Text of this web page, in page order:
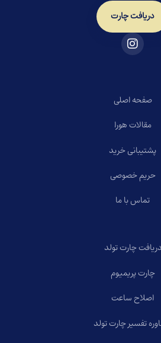
دریافت چارت
صفحه اصلی
مقالات هورا
پشتیبانی خرید
حریم خصوصی
تماس با ما
دریافت چارت تولد
چارت پریمیوم
اصلاح ساعت
تفسیر چارت تولد